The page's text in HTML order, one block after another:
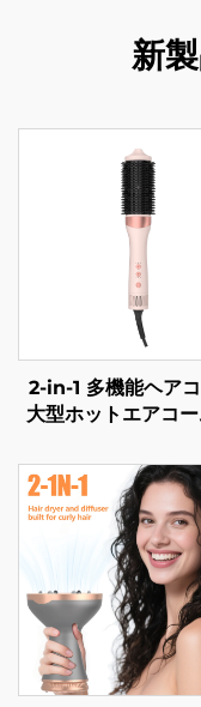
新
2-in-1 多機能ヘア
大型ホットエアコー
ヘアドライヤーブ